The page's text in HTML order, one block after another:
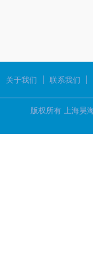
关于我们 联系我们
版权所有 上海昊